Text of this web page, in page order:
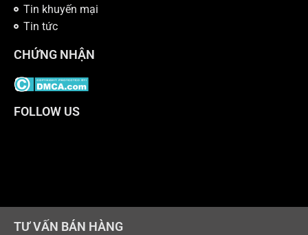
Tin khuyến mại
Tin tức
CHỨNG NHẬN
FOLLOW US
TƯ VẤN BÁN HÀNG